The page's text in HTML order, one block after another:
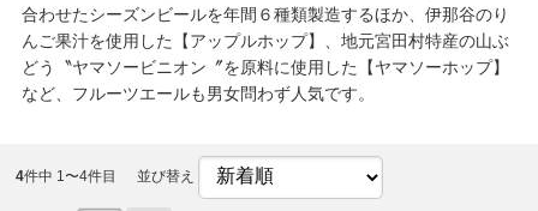
合わせたシーズンビールを年間６種類製造するほか、伊那谷のり
んご果汁を使用した【アップルホップ】、地元宮田村特産の山ぶ
どう〝ヤマソービニオン〞を原料に使用した【ヤマソーホップ】
など、フルーツエールも男女問わず人気です。
4件中 1〜4件目 並び替え